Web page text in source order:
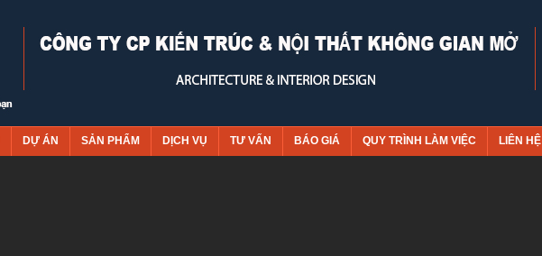
DỰ ÁN SẢN PHẨM DỊCH VỤ TƯ VẤN BÁO GIÁ QUY TRÌNH LÀM VIỆC LIÊN HỆ